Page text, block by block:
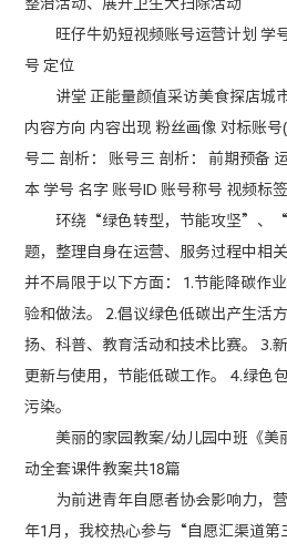
整治活动、展开卫生大扫除活动
旺仔牛奶短视频账号运营计划 学号
号 定位
讲堂 正能量颜值采访美食探店城
内容方向 内容出现 粉丝画像 对标账
号二 剖析： 账号三 剖析： 前期预备
本 学号 名字 账号ID 账号称号 视频标
环绕“绿色转型，节能攻坚”、“
题，整理自身在运营、服务过程中相
并不局限于以下方面： 1.节能降碳作
验和做法。 2.倡议绿色低碳出产生活
扬、科普、教育活动和技术比赛。 3.
更新与使用，节能低碳工作。 4.绿色
污染。
美丽的家园教案/幼儿园中班《美
动全套课件教案共18篇
为前进青年自愿者协会影响力，营
年1月，我校热心参与“自愿汇渠道第